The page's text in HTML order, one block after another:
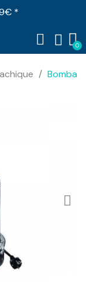
*
Bomba